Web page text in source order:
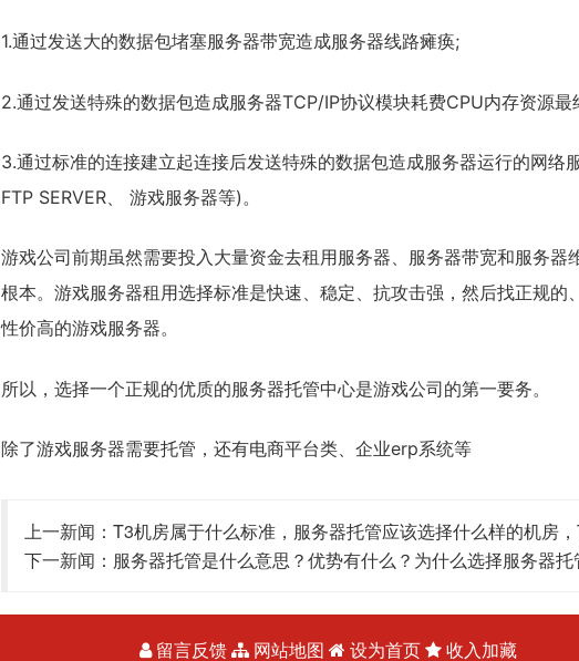
1.通过发送大的数据包堵塞服务器带宽造成服务器线路瘫痪;
2.通过发送特殊的数据包造成服务器TCP/IP协议模块耗费CPU内存资源最
3.通过标准的连接建立起连接后发送特殊的数据包造成服务器运行的网络
FTP SERVER、 游戏服务器等)。
游戏公司前期虽然需要投入大量资金去租用服务器、服务器带宽和服务
根本。游戏服务器租用选择标准是快速、稳定、抗攻击强，然后找正规
性价高的游戏服务器。
所以，选择一个正规的优质的服务器托管中心是游戏公司的第一要务。
除了游戏服务器需要托管，还有电商平台类、企业erp系统等
上一新闻： T3机房属于什么标准，服务器托管应该选择什么样的机房
下一新闻： 服务器托管是什么意思？优势有什么？为什么选择服务器托
留言反馈 网站地图 设为首页 收入加藏